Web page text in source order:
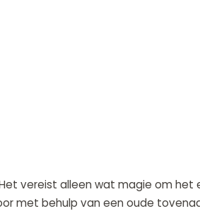
vereist alleen wat magie om
met behulp van een oude